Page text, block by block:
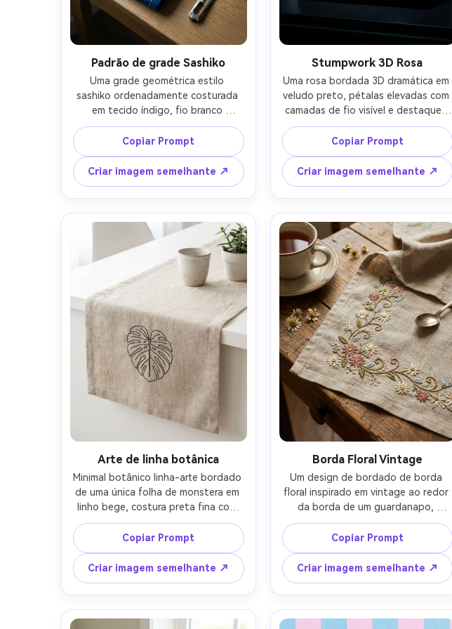
Padrão de grade Sashiko
Uma grade geométrica estilo
sashiko ordenadamente costurada
em tecido índigo, fio branco
correndo pontos com espaçamento
preciso, humor têxtil tradicional
japonês, tecido dobrado com
pregas limpas, adereços mínimos, luz
direcional fresca, disparado em Sony
A7R V, 35mm, alta clareza, textura
de fibra realista, estética artesanal
calma-AR 4:5
Copiar Prompt
Criar imagem semelhante ↗
Stumpwork 3D Rosa
Uma rosa bordada 3D dramática em
veludo preto, pétalas elevadas com
camadas de fio visível e destaques
sutis, folhas minúsculas com bordas
com fio, textura artesanal de luxo,
iluminação de estúdio escuro com
luz de borda, tirada em Canon R5,
macro de 100mm, ultra-detalhado,
alto contraste, fotografia artesanal
de qualidade de galeria-AR 4:5
Copiar Prompt
Criar imagem semelhante ↗
Arte de linha botânica
Minimal botânico linha-arte bordado
de uma única folha de monstera em
linho bege, costura preta fina com
curvas perfeitas, muito espaço
negativo, estética escandinava
moderna, estilizado em uma mesa
branca com um copo de cerâmica,
luz difusa brilhante, disparado em
Canon EOS R6, 35mm, composição
limpa, textura de tecido ultra
Copiar Prompt
Criar imagem semelhante ↗
Borda Floral Vintage
Um design de bordado de borda
floral inspirado em vintage ao redor
da borda de um guardanapo,
minúsculas margaritas e videiras em
cores de fio antigo atenuadas,
ponto de haste delicado e pontos
de margarita preguiçosa, colocados
em uma mesa de madeira rústica
com xícara de chá, classificação de
cores de filme quente, disparado em
Copiar Prompt
Criar imagem semelhante ↗